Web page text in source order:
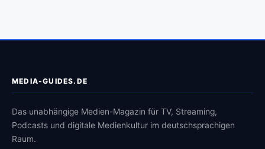
MEDIA-GUIDES.DE
Das unabhängige Medien-Magazin für TV, Streaming,
Podcasts und digitale Medienkultur im deutschsprachigen
Raum.